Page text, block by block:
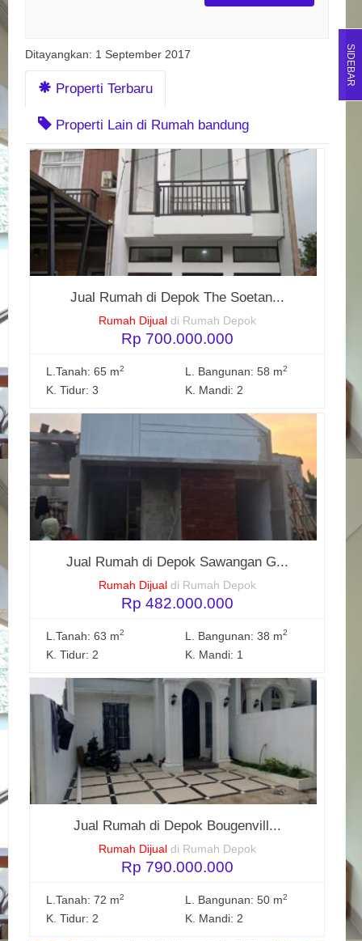
Ditayangkan: 1 September 2017
Properti Terbaru
Properti Lain di Rumah bandung
Jual Rumah di Depok The Soetan...
Rumah Dijual di Rumah Depok
Rp 700.000.000
L.Tanah: 65 m2 L. Bangunan: 58 m2
K. Tidur: 3 K. Mandi: 2
Jual Rumah di Depok Sawangan G...
Rumah Dijual di Rumah Depok
Rp 482.000.000
L.Tanah: 63 m2 L. Bangunan: 38 m2
K. Tidur: 2 K. Mandi: 1
Jual Rumah di Depok Bougenvill...
Rumah Dijual di Rumah Depok
Rp 790.000.000
L.Tanah: 72 m2 L. Bangunan: 50 m2
K. Tidur: 2 K. Mandi: 2
SIDEBAR